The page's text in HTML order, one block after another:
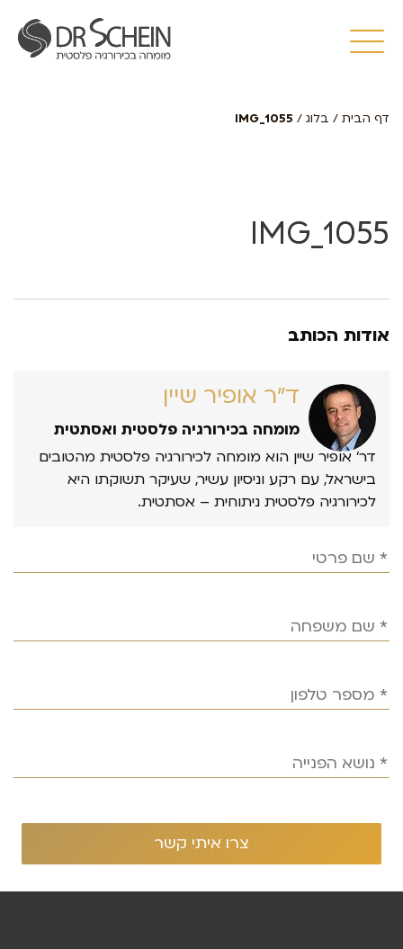
דף הבית / בלוג /
IMG_1055
IMG_1055
אודות הכותב
ד״ר אופיר שיין
מומחה בכירורגיה פלסטית ואסתטית
דר’ אופיר שיין הוא מומחה לכירורגיה פלסטית מהטובים
בישראל, עם רקע וניסיון עשיר, שעיקר תשוקתו היא
לכירורגיה פלסטית ניתוחית – אסתטית.